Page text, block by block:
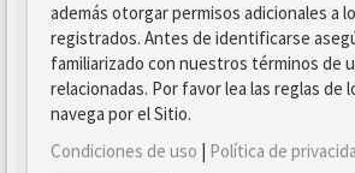
además otorgar permisos adicionales a
registrados. Antes de identificarse
familiarizado con nuestros términos de
relacionadas. Por favor lea las reglas de
navega por el Sitio.
Condiciones de uso | Política de